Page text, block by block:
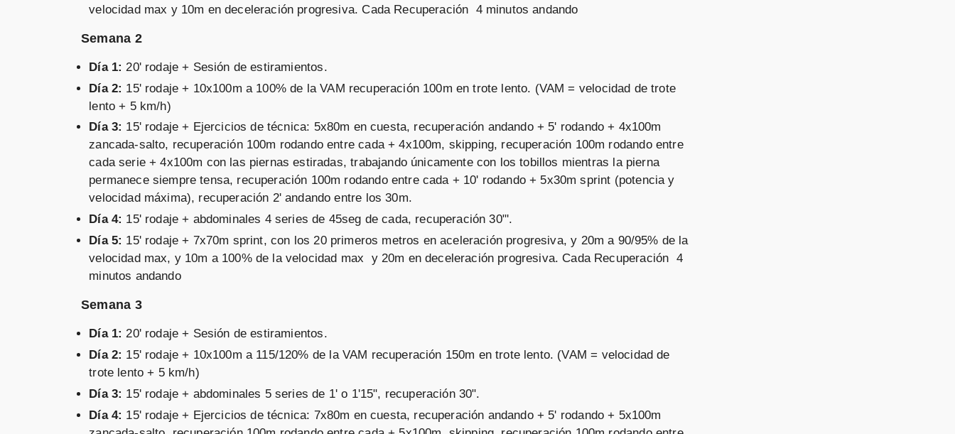
velocidad max y 10m en deceleración progresiva. Cada Recuperación 4 minutos andando
Semana 2
Día 1:20' rodaje + Sesión de estiramientos.
Día 2: 15' rodaje + 10x100m a 100% de la VAM recuperación 100m en trote lento. (VAM = velocidad de trote
lento + 5 km/h)
Día 3: 15' rodaje + Ejercicios de técnica: 5x80m en cuesta, recuperación andando + 5' rodando + 4x100m
zancada-salto, recuperación 100m rodando entre cada + 4x100m, skipping, recuperación 100m rodando entre
cada serie + 4x100m con las piernas estiradas, trabajando únicamente con los tobillos mientras la pierna
permanece siempre tensa, recuperación 100m rodando entre cada + 10' rodando + 5x30m sprint (potencia y
velocidad máxima), recuperación 2' andando entre los 30m.
Día 4: 15' rodaje + abdominales 4 series de 45seg de cada, recuperación 30"'.
Día 5: 15' rodaje + 7x70m sprint, con los 20 primeros metros en aceleración progresiva, y 20m a 90/95% de la
velocidad max, y 10m a 100% de la velocidad max y 20m en deceleración progresiva. Cada Recuperación 4
minutos andando
Semana 3
Día 1:20' rodaje + Sesión de estiramientos.
Día 2: 15' rodaje + 10x100m a 115/120% de la VAM recuperación 150m en trote lento. (VAM = velocidad de
trote lento + 5 km/h)
Día 3: 15' rodaje + abdominales 5 series de 1' o 1'15", recuperación 30".
Día 4: 15' rodaje + Ejercicios de técnica: 7x80m en cuesta, recuperación andando + 5' rodando + 5x100m